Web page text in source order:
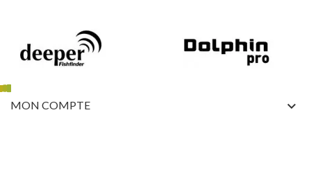
MON COMPTE 